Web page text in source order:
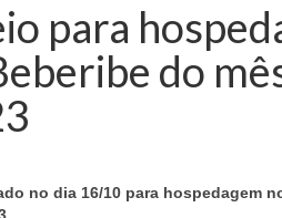
para
do
no dia 16/10 para hospedagem